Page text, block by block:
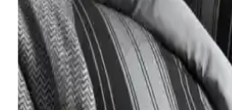
Madame Coco Orpen ve
Takımları Karşılaştırması
İki popüler Madame Coco nevresim
özellikleri, kullanıcı yorumları ve
yapın.